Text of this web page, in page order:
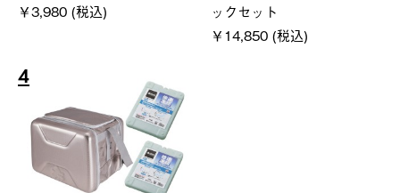
￥3,980 (税込)
ックセット
￥14,850 (税込)
4